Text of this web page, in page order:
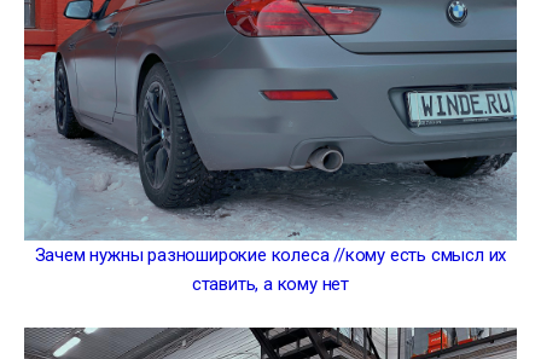
Зачем нужны разноширокие колеса //кому есть смысл их
ставить, а кому нет